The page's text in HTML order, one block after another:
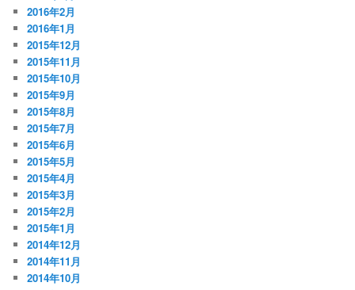
2016年2月
2016年1月
2015年12月
2015年11月
2015年10月
2015年9月
2015年8月
2015年7月
2015年6月
2015年5月
2015年4月
2015年3月
2015年2月
2015年1月
2014年12月
2014年11月
2014年10月